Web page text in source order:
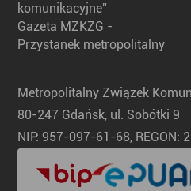
komunikacyjne”
Gazeta MZKZG -
Przystanek metropolitalny
Metropolitalny Związek
80-247 Gdańsk, ul. Sobótki 9
NIP: 957-097-61-68, REGON: